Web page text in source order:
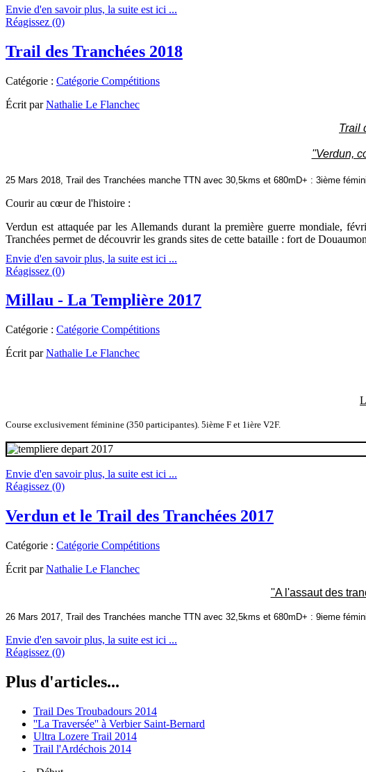
Envie d'en savoir plus, la suite est ici ...
Réagissez (0)
Trail des Tranchées 2018
Catégorie : Catégorie Compétitions
Écrit parNathalie Le Flanchec
Trail
''Verdun,
25 Mars 2018, Trail des Tranchées manche TTN avec 30,5kms et 680mD+ : 3ième
Courir au cœur de l'histoire :
Verdun est attaquée par les Allemands durant la première guerre mondiale,
Tranchées permet de découvrir les grands sites de cette bataille : fort de
Envie d'en savoir plus, la suite est ici ...
Réagissez (0)
Millau - La Templière 2017
Catégorie : Catégorie Compétitions
Écrit parNathalie Le Flanchec
Course exclusivement féminine (350 participantes). 5ième F et 1ière V2F.
Envie d'en savoir plus, la suite est ici ...
Réagissez (0)
Verdun et le Trail des Tranchées 2017
Catégorie : Catégorie Compétitions
Écrit parNathalie Le Flanchec
''A l'assaut des
26 Mars 2017, Trail des Tranchées manche TTN avec 32,5kms et 680mD+ : 9ieme
Envie d'en savoir plus, la suite est ici ...
Réagissez (0)
Plus d'articles...
Trail Des Troubadours 2014
''La Traversée'' à Verbier Saint-Bernard
Ultra Lozere Trail 2014
Trail l'Ardéchois 2014